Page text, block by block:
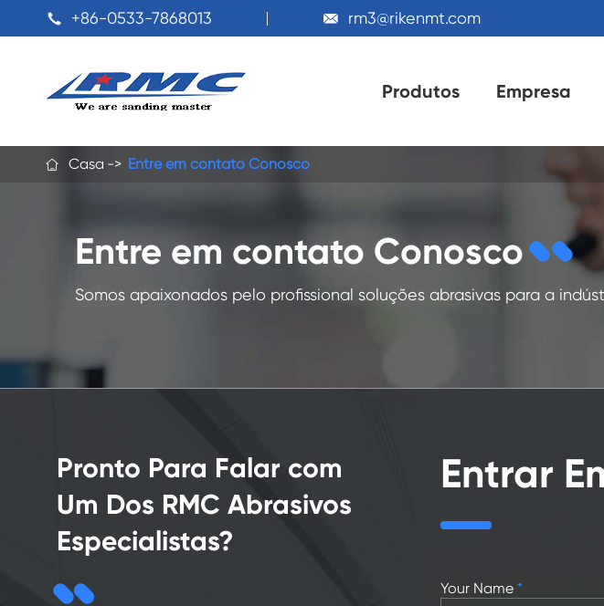
 +86-0533-7868013  rm3@rikenmt.com
Produtos Empresa
 Casa Entre em contato Conosco
Entre em contato Conosco
Somos apaixonados pelo profissional soluções abrasivas para a
Pronto Para Falar com
Um Dos RMC Abrasivos
Especialistas?
Entrar
Your Name *